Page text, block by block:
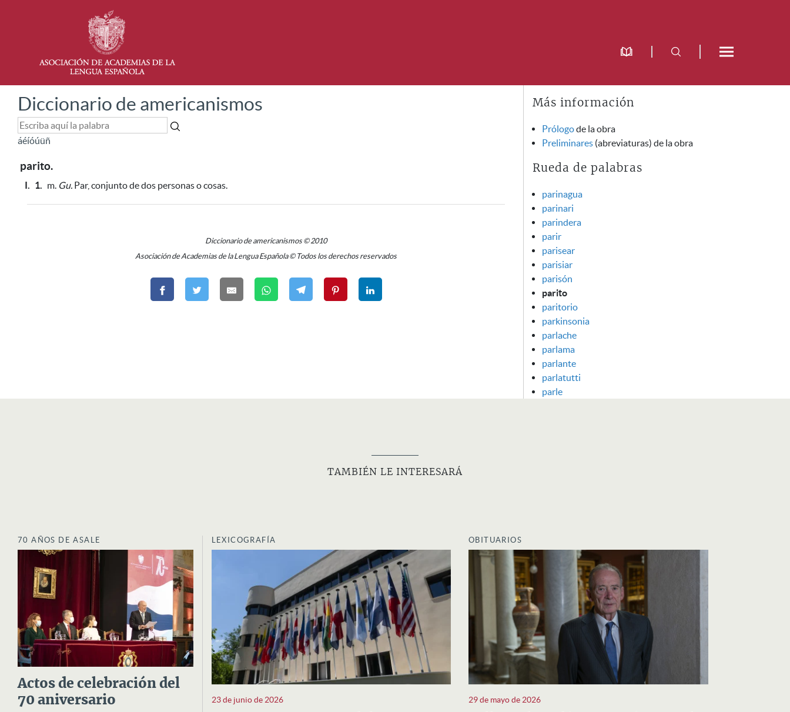
Diccionario de americanismos
áéíóúüñ
parito.
I. 1. m. Gu. Par, conjunto de dos personas o cosas.
Diccionario de americanismos © 2010
Asociación de Academias de la Lengua Española © Todos los derechos reservados
Más información
Prólogode la obra
Preliminares (abreviaturas) de la obra
Rueda de palabras
parinagua
parinari
parindera
parir
parisear
parisiar
parisón
parito
paritorio
parkinsonia
parlache
parlama
parlante
parlatutti
parle
TAMBIÉN LE INTERESARÁ
70 AÑOS DE ASALE
Actos de celebración del
70 aniversario
LEXICOGRAFÍA
23 de junio de 2026
OBITUARIOS
29 de mayo de 2026